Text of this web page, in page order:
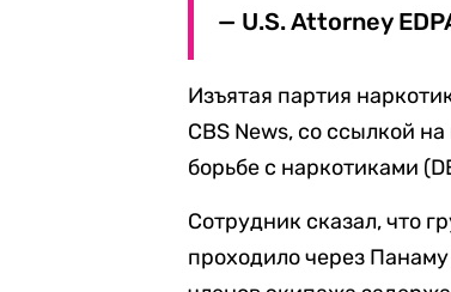
— U.S. Attorney
Изъятая партия
CBS News, со ссылкой
борьбе с наркотиками
Сотрудник сказал, что
проходило через